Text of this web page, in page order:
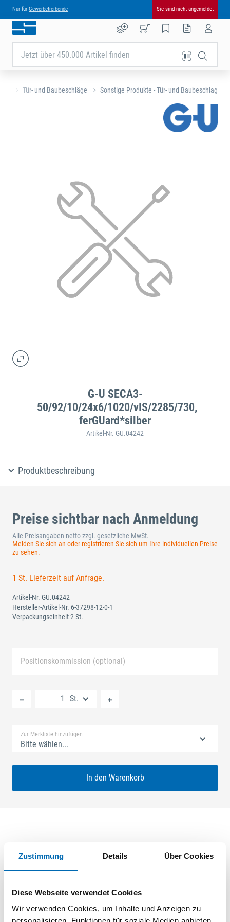
Zustimmung Details Über Cookies
Diese Webseite verwendet Cookies
Wir verwenden Cookies, um Inhalte und Anzeigen zu
Nur für Gewerbetreibende Sie sind nicht angemeldet
Jetzt über 450.000 Artikel finden
Tür- und Baubeschläge Sonstige Produkte - Tür- und Baubeschlag
G-U SECA3-
50/92/10/24x6/1020/vIS/2285/730,
ferGUard*silber
Artikel-Nr. GU.04242
Produktbeschreibung
Preise sichtbar nach Anmeldung
Alle Preisangaben netto zzgl. gesetzliche MwSt.
Melden Sie sich an oder registrieren Sie sich um Ihre individuellen Preise
zu sehen.
1 St. Lieferzeit auf Anfrage.
Artikel-Nr. GU.04242
Hersteller-Artikel-Nr. 6-37298-12-0-1
Verpackungseinheit 2 St.
Positionskommission (optional)
St.
Zur Merkliste hinzufügen
Bitte wählen...
In den Warenkorb
730,0mm B1 250,0mm B2 760,0mm Für Sperrbügel
vorgerichtet A-Öffner: optional ferGUard*silber